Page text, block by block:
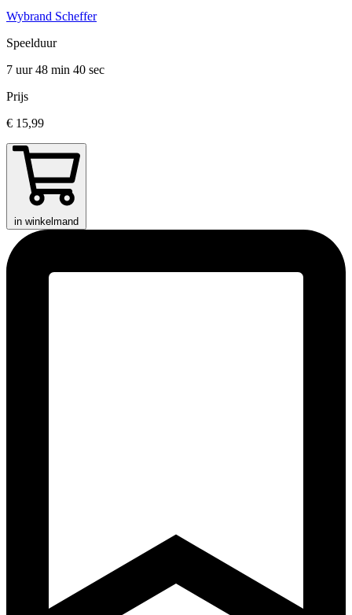
Wybrand Scheffer
Speelduur
7 uur 48 min 40 sec
Prijs
€ 15,99
in winkelmand